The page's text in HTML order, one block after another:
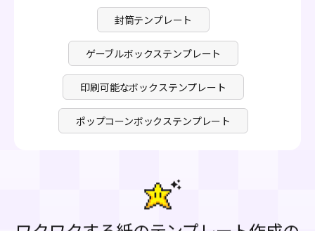
封筒テンプレート
ゲーブルボックステンプレート
印刷可能なボックステンプレート
ポップコーンボックステンプレート